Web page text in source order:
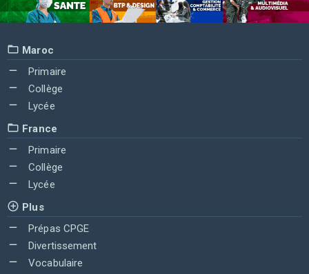
Maroc
Primaire
Collège
Lycée
France
Primaire
Collège
Lycée
Plus
Prépas CPGE
Divertissement
Vocabulaire